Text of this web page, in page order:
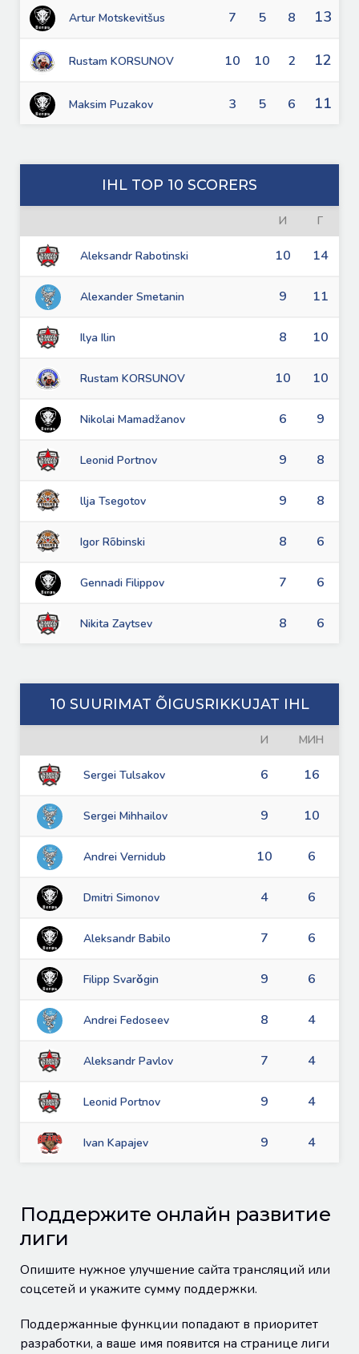
Artur Motskevitšus 7 5 8 13
Rustam KORSUNOV 10 10 2 12
Maksim Puzakov 3 5 6 11
IHL TOP 10 SCORERS
И Г
Aleksandr Rabotinski 10 14
Alexander Smetanin 9 11
Ilya Ilin 8 10
Rustam KORSUNOV 10 10
Nikolai Mamadžanov 6 9
Leonid Portnov 9 8
llja Tsegotov 9 8
Igor Rõbinski 8 6
Gennadi Filippov 7 6
Nikita Zaytsev 8 6
10 SUURIMAT ÕIGUSRIKKUJAT IHL
И МИН
Sergei Tulsakov 6 16
Sergei Mihhailov 9 10
Andrei Vernidub 10 6
Dmitri Simonov 4 6
Aleksandr Babilo 7 6
Filipp Svarǒgin 9 6
Andrei Fedoseev 8 4
Aleksandr Pavlov 7 4
Leonid Portnov 9 4
Ivan Kapajev 9 4
Поддержите онлайн развитие
лиги
Опишите нужное улучшение сайта трансляций или
соцсетей и укажите сумму поддержки.
Поддержанные функции попадают в приоритет
разработки, а ваше имя появится на странице лиги